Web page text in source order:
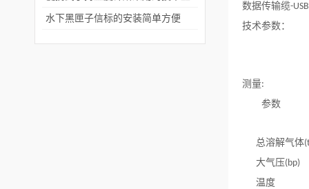
数据传输缆-USB
技术参数：
测量:
参数
总溶解气体
大气压
温度
水下黑匣子信标的安装简单方便